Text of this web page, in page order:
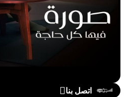
اتصل بنا